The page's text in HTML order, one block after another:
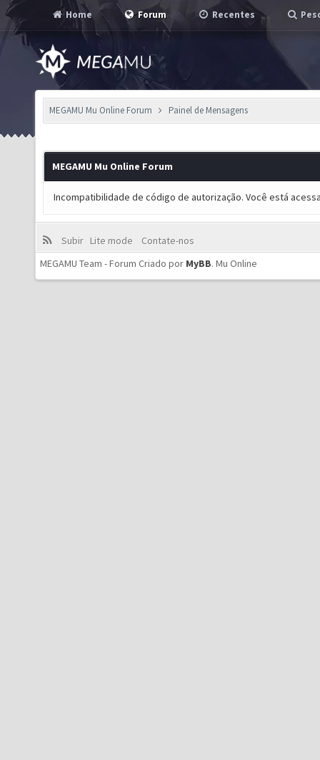
Home Forum Recentes
MEGAMU Mu Online Forum Painel de Mensagens
MEGAMU Mu Online Forum
Incompatibilidade de código de autorização. Você está
Subir Lite mode
Contate-nos
MEGAMU Team - Forum Criado por MyBB. Mu Online